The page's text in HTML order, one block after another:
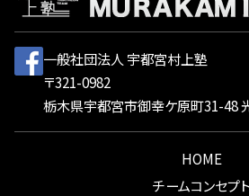
一般社団法人 宇都宮村上塾
〒321-0982
栃木県宇都宮市御幸ケ原町31-48
HOME
チームコンセプト